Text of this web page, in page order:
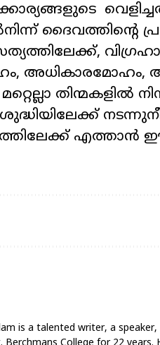
ദൈവത്തിന്റെ
അധികാരമോഹം,
തിന്മകളിൽ
എത്താൻ
is a talented writer, a